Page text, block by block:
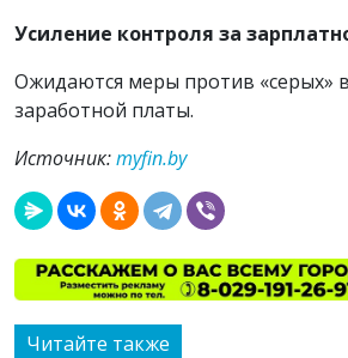
Усиление контроля за
Ожидаются меры против «серых»
заработной платы.
Источник:myfin.by
Читайте также